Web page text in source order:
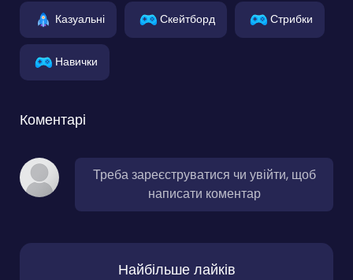
Казуальні Скейтборд Стрибки
Навички
Коментарі
Треба зареєструватися чи увійти, щоб
написати коментар
Найбільше лайків